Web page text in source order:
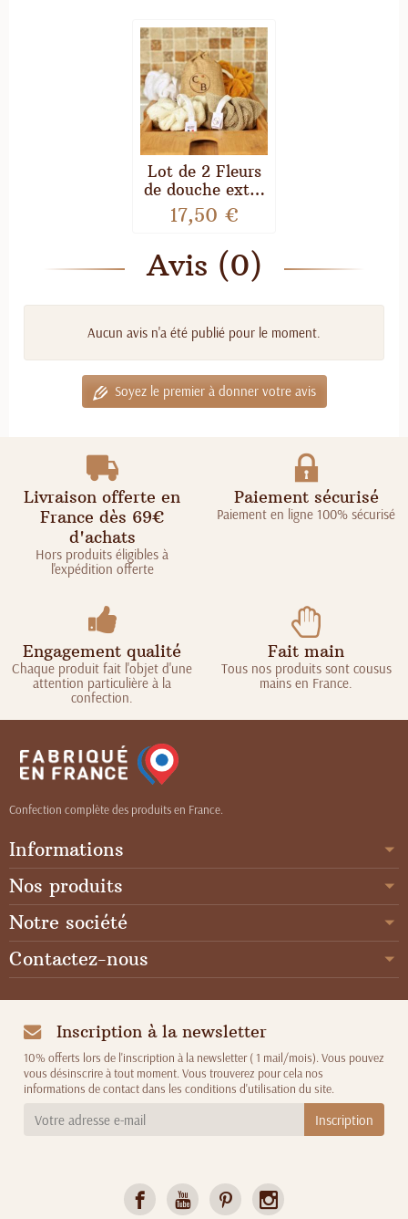
Lot de 2 Fleurs
de douche extra
douce lavables
en micro éponge
Cappuccino
17,50 €
Avis (0)
Aucun avis n'a été publié pour le moment.
Soyez le premier à donner votre avis
Livraison offerte en
France dès 69€
d'achats
Hors produits éligibles à
l'expédition offerte
Paiement sécurisé
Paiement en ligne 100% sécurisé
Engagement qualité
Chaque produit fait l'objet d'une
attention particulière à la
confection.
Fait main
Tous nos produits sont cousus
mains en France.
Confection complète des produits en France.
Informations
Nos produits
Notre société
Contactez-nous
Inscription à la newsletter
10% offerts lors de l'inscription à la newsletter ( 1 mail/mois). Vous pouvez
vous désinscrire à tout moment. Vous trouverez pour cela nos
informations de contact dans les conditions d'utilisation du site.